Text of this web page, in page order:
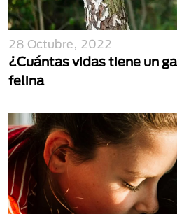
28 Octubre, 2022
¿Cuántas vidas tiene un
felina